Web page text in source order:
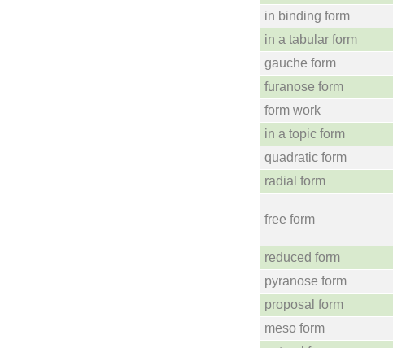
in binding form
in a tabular form
gauche form
furanose form
form work
in a topic form
quadratic form
radial form
free form
reduced form
pyranose form
proposal form
meso form